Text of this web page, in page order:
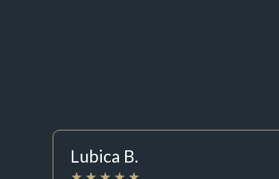
Lubica B.